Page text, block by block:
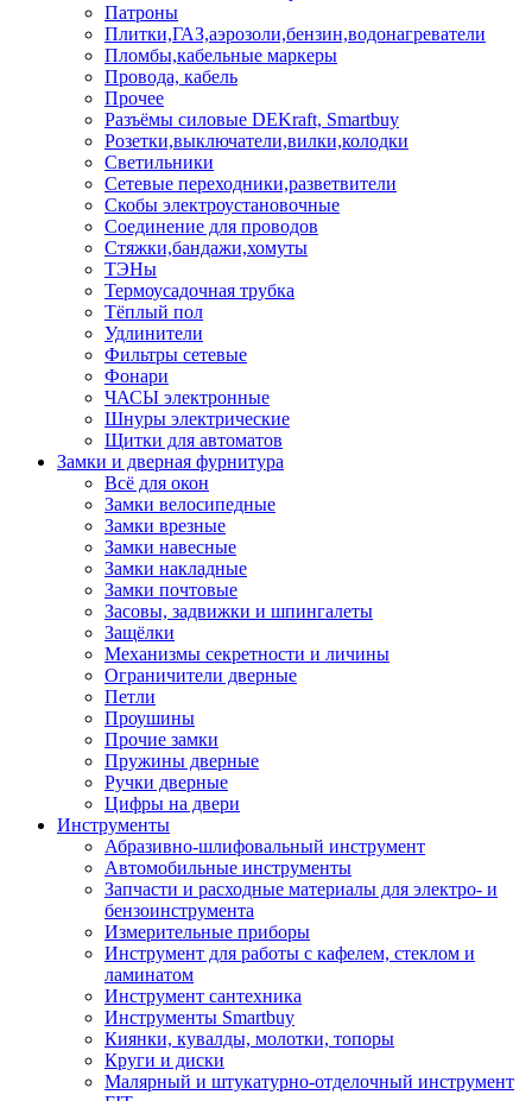
Патроны
Плитки,ГАЗ,аэрозоли,бензин,водонагреватели
Пломбы,кабельные маркеры
Провода, кабель
Прочее
Разъёмы силовые DEKraft, Smartbuy
Розетки,выключатели,вилки,колодки
Светильники
Сетевые переходники,разветвители
Скобы электроустановочные
Соединение для проводов
Стяжки,бандажи,хомуты
ТЭНы
Термоусадочная трубка
Тёплый пол
Удлинители
Фильтры сетевые
Фонари
ЧАСЫ электронные
Шнуры электрические
Щитки для автоматов
Замки и дверная фурнитура
Всё для окон
Замки велосипедные
Замки врезные
Замки навесные
Замки накладные
Замки почтовые
Засовы, задвижки и шпингалеты
Защёлки
Механизмы секретности и личины
Ограничители дверные
Петли
Проушины
Прочие замки
Пружины дверные
Ручки дверные
Цифры на двери
Инструменты
Абразивно-шлифовальный инструмент
Автомобильные инструменты
Запчасти и расходные материалы для электро- и
бензоинструмента
Измерительные приборы
Инструмент для работы с кафелем, стеклом и
ламинатом
Инструмент сантехника
Инструменты Smartbuy
Киянки, кувалды, молотки, топоры
Круги и диски
Малярный и штукатурно-отделочный инструмент